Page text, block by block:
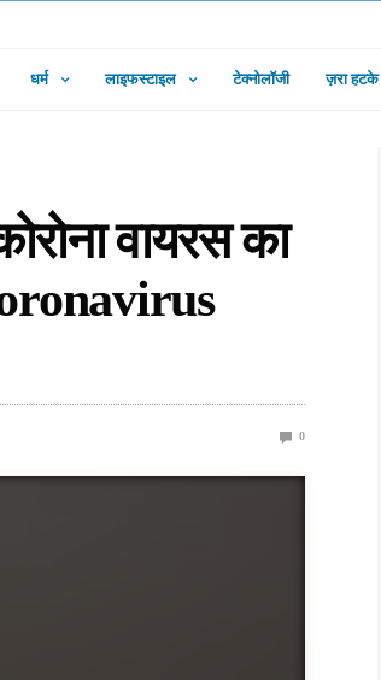
धर्म लाइफस्टाइल टेक्नोलॉजी ज़रा हटके
वायरस का
0